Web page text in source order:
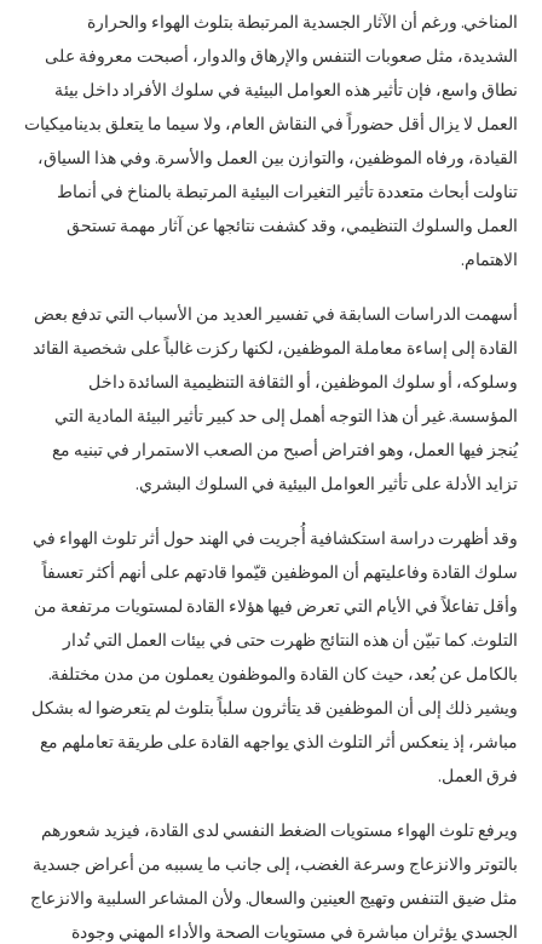
المناخي. ورغم أن الآثار الجسدية المرتبطة بتلوث الهواء والحرارة
الشديدة، مثل صعوبات التنفس والإرهاق والدوار، أصبحت معروفة على
نطاق واسع، فإن تأثير هذه العوامل البيئية في سلوك الأفراد داخل بيئة
العمل لا يزال أقل حضوراً في النقاش العام، ولا سيما ما يتعلق بديناميكيات
القيادة، ورفاه الموظفين، والتوازن بين العمل والأسرة. وفي هذا السياق،
تناولت أبحاث متعددة تأثير التغيرات البيئية المرتبطة بالمناخ في أنماط
العمل والسلوك التنظيمي، وقد كشفت نتائجها عن آثار مهمة تستحق
الاهتمام.
أسهمت الدراسات السابقة في تفسير العديد من الأسباب التي تدفع بعض
القادة إلى إساءة معاملة الموظفين، لكنها ركزت غالباً على شخصية القائد
وسلوكه، أو سلوك الموظفين، أو الثقافة التنظيمية السائدة داخل
المؤسسة. غير أن هذا التوجه أهمل إلى حد كبير تأثير البيئة المادية التي
يُنجز فيها العمل، وهو افتراض أصبح من الصعب الاستمرار في تبنيه مع
تزايد الأدلة على تأثير العوامل البيئية في السلوك البشري.
وقد أظهرت دراسة استكشافية أُجريت في الهند حول أثر تلوث الهواء في
سلوك القادة وفاعليتهم أن الموظفين قيّموا قادتهم على أنهم أكثر تعسفاً
وأقل تفاعلاً في الأيام التي تعرض فيها هؤلاء القادة لمستويات مرتفعة من
التلوث. كما تبيّن أن هذه النتائج ظهرت حتى في بيئات العمل التي تُدار
بالكامل عن بُعد، حيث كان القادة والموظفون يعملون من مدن مختلفة.
ويشير ذلك إلى أن الموظفين قد يتأثرون سلباً بتلوث لم يتعرضوا له بشكل
مباشر، إذ ينعكس أثر التلوث الذي يواجهه القادة على طريقة تعاملهم مع
فرق العمل.
ويرفع تلوث الهواء مستويات الضغط النفسي لدى القادة، فيزيد شعورهم
بالتوتر والانزعاج وسرعة الغضب، إلى جانب ما يسببه من أعراض جسدية
مثل ضيق التنفس وتهيج العينين والسعال. ولأن المشاعر السلبية والانزعاج
الجسدي يؤثران مباشرة في مستويات الصحة والأداء المهني وجودة